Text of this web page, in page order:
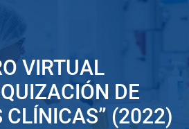
VIRTUAL
DE
CLÍNICAS” (2022)